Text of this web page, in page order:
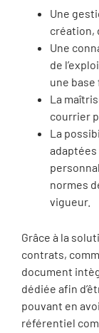
Une
création,
Une
de
une base
La
courrier
La
normes
vigueur.
Grâce à la
contrats,
document
dédiée afin
pouvant en
référentiel